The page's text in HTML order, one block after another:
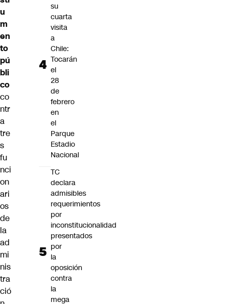
u
m
en
to
pú
bli
co
co
ntr
a
tre
s
fu
nci
on
ari
os
de
la
ad
mi
nis
tra
ció
su
cuarta
visita
a
Chile:
Tocarán
el
28
de
febrero
en
el
Parque
Estadio
Nacional
TC
declara
admisibles
requerimientos
por
inconstitucionalidad
presentados
por
la
oposición
contra
la
mega